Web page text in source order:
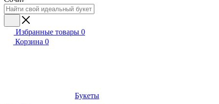
Избранные товары 0
Корзина 0
Букеты